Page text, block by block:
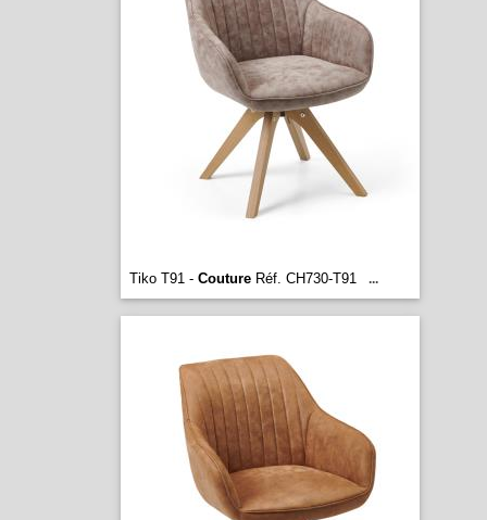
Tiko T91 - CoutureRéf. CH730-T91 ...